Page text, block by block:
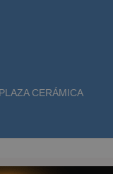
PLAZA CERÁMICA